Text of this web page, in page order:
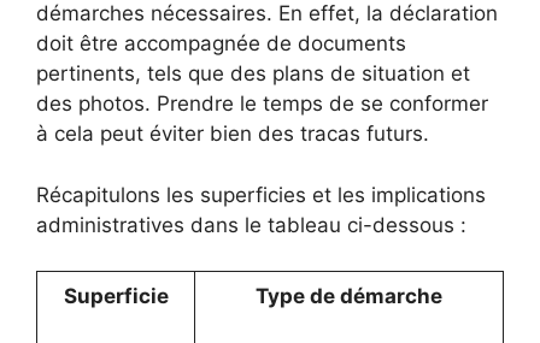
démarches nécessaires. En effet, la déclaration
doit être accompagnée de documents
pertinents, tels que des plans de situation et
des photos. Prendre le temps de se conformer
à cela peut éviter bien des tracas futurs.
Récapitulons les superficies et les implications
administratives dans le tableau ci-dessous :
Superficie Type de démarche